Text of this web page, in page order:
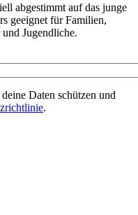
abgestimmt auf das junge
geeignet für Familien,
Jugendliche.
Daten schützen und
.